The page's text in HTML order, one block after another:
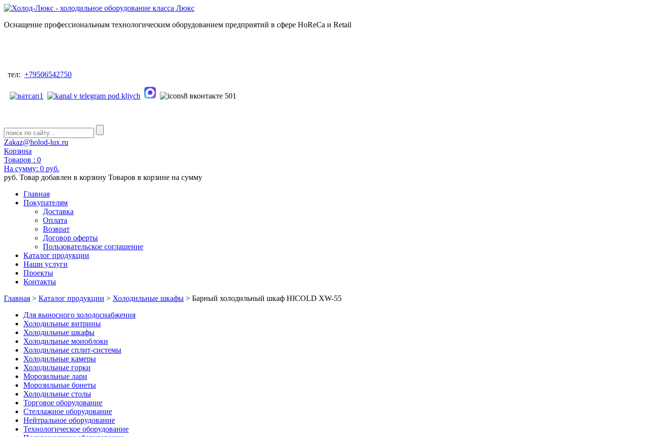
Оснащение профессиональным технологическим оборудованием предприятий в сфере HoReCa и Retail
тел: +79506542750
Zakaz@holod-lux.ru
Корзина
Товаров : 0
На сумму: 0 руб.
руб. Товар добавлен в корзину Товаров в корзине на сумму
Главная
Покупателям
Доставка
Оплата
Возврат
Договор оферты
Пользовательское соглашение
Каталог продукции
Наши услуги
Проекты
Контакты
Главная > Каталог продукции > Холодильные шкафы > Барный холодильный шкаф HICOLD XW-55
Для выносного холодоснабжения
Холодильные витрины
Холодильные шкафы
Холодильные моноблоки
Холодильные сплит-системы
Холодильные камеры
Холодильные горки
Морозильные лари
Морозильные бонеты
Холодильные столы
Торговое оборудование
Стеллажное оборудование
Нейтральное оборудование
Технологическое оборудование